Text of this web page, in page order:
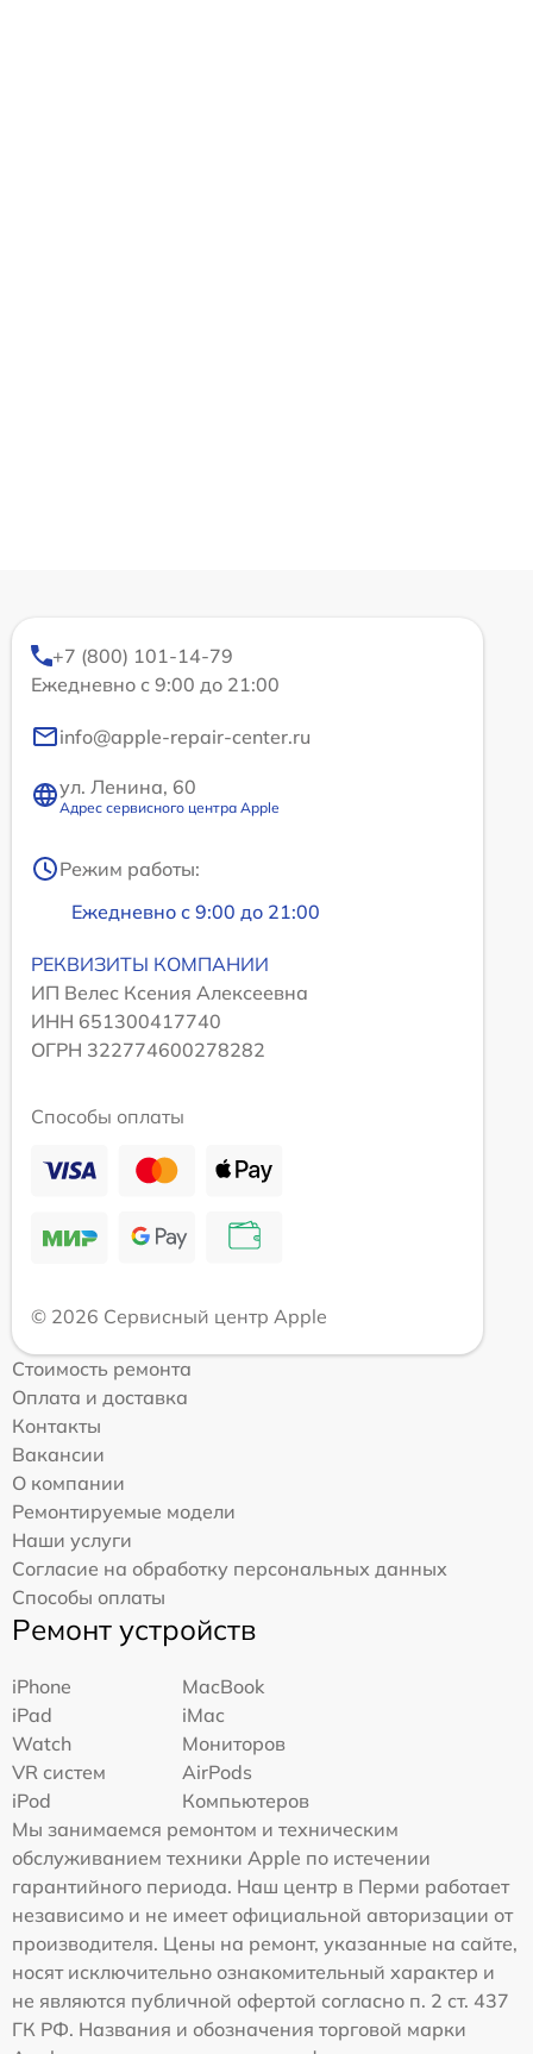
+7 (800) 101-14-79
Ежедневно с 9:00 до 21:00
info@apple-repair-center.ru
ул. Ленина, 60
Адрес сервисного центра Apple
Режим работы:
Ежедневно с 9:00 до 21:00
РЕКВИЗИТЫ КОМПАНИИ
ИП Велес Ксения Алексеевна
ИНН 651300417740
ОГРН 322774600278282
Способы оплаты
© 2026 Сервисный центр Apple
Стоимость ремонта
Оплата и доставка
Контакты
Вакансии
О компании
Ремонтируемые модели
Наши услуги
Согласие на обработку персональных данных
Способы оплаты
Ремонт устройств
iPhone
MacBook
iPad
iMac
Watch
Мониторов
VR систем
AirPods
iPod
Компьютеров
Мы занимаемся ремонтом и техническим
обслуживанием техники Apple по истечении
гарантийного периода. Наш центр в Перми работает
независимо и не имеет официальной авторизации от
производителя. Цены на ремонт, указанные на сайте,
носят исключительно ознакомительный характер и
не являются публичной офертой согласно п. 2 ст. 437
ГК РФ. Названия и обозначения торговой марки